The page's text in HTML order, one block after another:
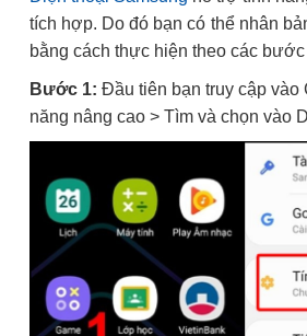
tích hợp. Do đó bạn có thể nhân
bằng cách thực hiện theo các bước
Bước 1: Đầu tiên bạn truy cập vào
năng nâng cao > Tìm và chọn vào